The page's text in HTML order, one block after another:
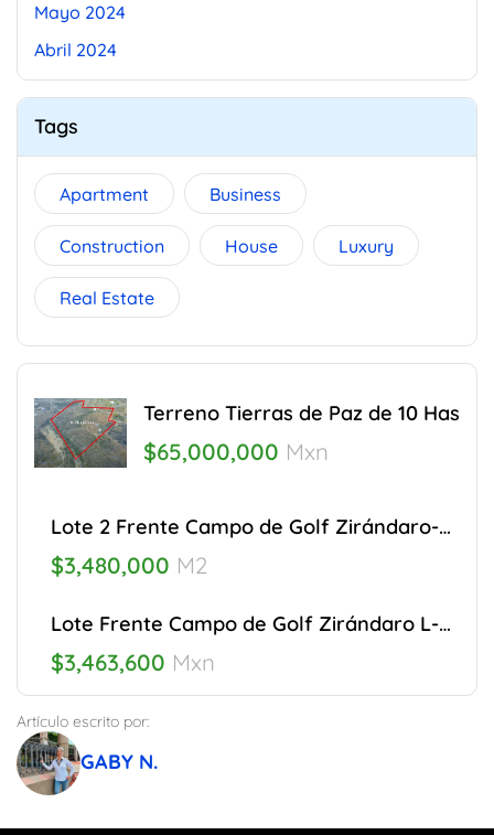
Mayo 2024
Abril 2024
Tags
Apartment Business
Construction House Luxury
Real Estate
Terreno Tierras de Paz de 10 Has
$65,000,000 Mxn
Lote 2 Frente Campo de Golf Zirándaro-L41
$3,480,000 M2
Lote Frente Campo de Golf Zirándaro L-42
$3,463,600 Mxn
Artículo escrito por:
GABY N.